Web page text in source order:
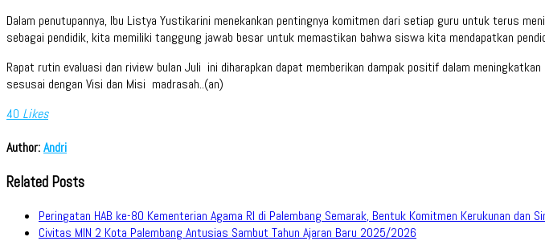
Dalam penutupannya, Ibu Listya Yustikarini menekankan pentingnya komitmen dari setiap guru untuk terus
sebagai pendidik, kita memiliki tanggung jawab besar untuk memastikan bahwa siswa kita mendapatkan
Rapat rutin evaluasi dan riview bulan Juli ini diharapkan dapat memberikan dampak positif dalam
sesusai dengan Visi dan Misi madrasah..(an)
40 Likes
Author:Andri
Related Posts
Peringatan HAB ke-80 Kementerian Agama RI di Palembang Semarak, Bentuk Komitmen Kerukunan dan
Civitas MIN 2 Kota Palembang Antusias Sambut Tahun Ajaran Baru 2025/2026